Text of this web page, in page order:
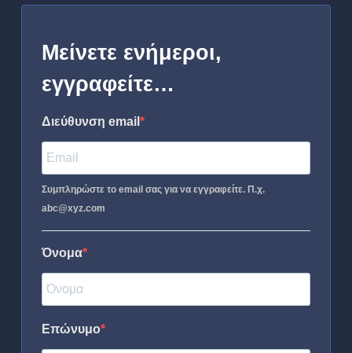
Μείνετε ενήμεροι,
εγγραφείτε…
Διεύθυνση email
Συμπληρώστε το email σας για να εγγραφείτε. Π.χ.
abc@xyz.com
Όνομα
Επώνυμο